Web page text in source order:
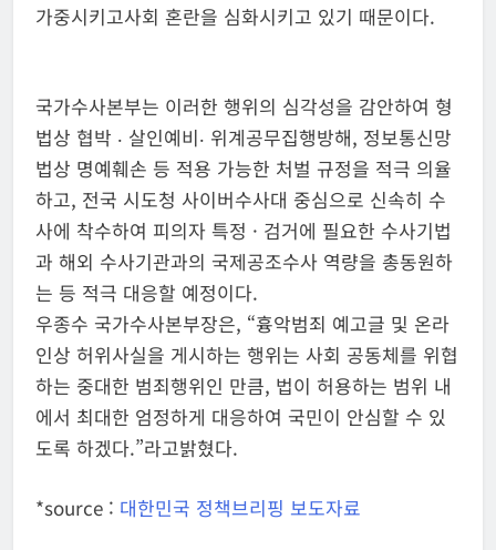
가중시키고사회 혼란을 심화시키고 있기 때문이다.
국가수사본부는 이러한 행위의 심각성을 감안하여 형
법상 협박 ‧ 살인예비‧ 위계공무집행방해, 정보통신망
법상 명예훼손 등 적용 가능한 처벌 규정을 적극 의율
하고, 전국 시도청 사이버수사대 중심으로 신속히 수
사에 착수하여 피의자 특정 · 검거에 필요한 수사기법
과 해외 수사기관과의 국제공조수사 역량을 총동원하
는 등 적극 대응할 예정이다.
우종수 국가수사본부장은, “흉악범죄 예고글 및 온라
인상 허위사실을 게시하는 행위는 사회 공동체를 위협
하는 중대한 범죄행위인 만큼, 법이 허용하는 범위 내
에서 최대한 엄정하게 대응하여 국민이 안심할 수 있
도록 하겠다.”라고밝혔다.
*source : 대한민국 정책브리핑 보도자료